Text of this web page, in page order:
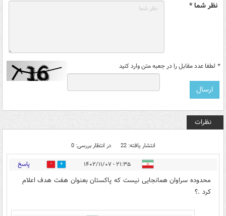
نظر شما *
* لطفا عدد مقابل را در جعبه متن وارد کنید
نظرات
انتشار یافته: 22 در انتظار بررسی: 0
۲۱:۳۵ - ۱۴۰۲/۱۱/۰۷ 12 پاسخ
محدوده سراوان همانجایی نیست که پاکستان بعنوان هفت هدف اعلام
کرد .؟